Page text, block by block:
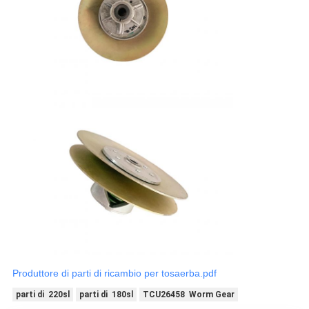
Produttore di parti di ricambio per tosaerba.pdf
parti di 220sl parti di 180sl TCU26458 Worm Gear